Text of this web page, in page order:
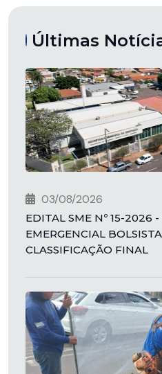
Últimas
03/08/2026
EDITAL SME Nº 15-2026
EMERGENCIAL
CLASSIFICAÇÃO FINAL